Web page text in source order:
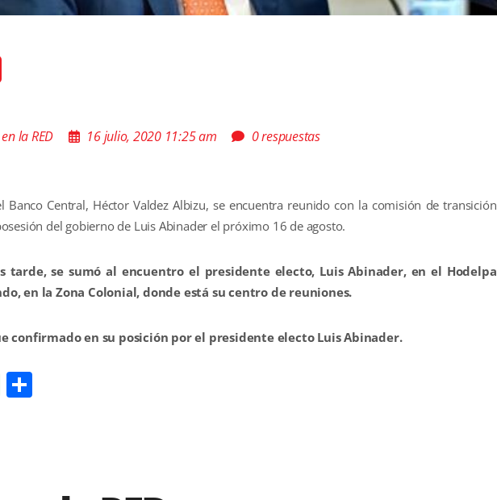
la RED 16 julio, 2020 11:25 am 0 respuestas
Banco Central, Héctor Valdez Albizu, se encuentra reunido con la comisión de transición
del gobierno de Luis Abinader el próximo 16 de agosto.
tarde, se sumó al encuentro el presidente electo, Luis Abinader, en el Hodelpa
en la Zona Colonial, donde está su centro de reuniones.
confirmado en su posición por el presidente electo Luis Abinader.
WhatsApp